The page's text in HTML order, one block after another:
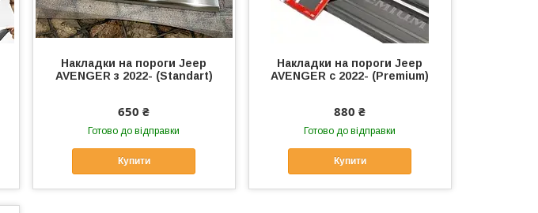
Накладки на пороги Jeep
AVENGER з 2022- (Standart)
650 ₴
Готово до відправки
Купити
Накладки на пороги Jeep
AVENGER с 2022- (Premium)
880 ₴
Готово до відправки
Купити